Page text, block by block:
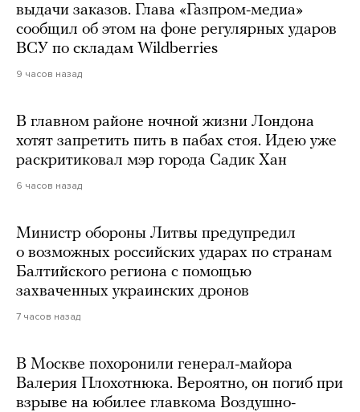
выдачи заказов. Глава «Газпром-медиа»
сообщил об этом на фоне регулярных ударов
ВСУ по складам Wildberries
9 часов назад
В главном районе ночной жизни Лондона
хотят запретить пить в пабах стоя. Идею уже
раскритиковал мэр города Садик Хан
6 часов назад
Министр обороны Литвы предупредил
о возможных российских ударах по странам
Балтийского региона с помощью
захваченных украинских дронов
7 часов назад
В Москве похоронили генерал-майора
Валерия Плохотнюка. Вероятно, он погиб при
взрыве на юбилее главкома Воздушно-